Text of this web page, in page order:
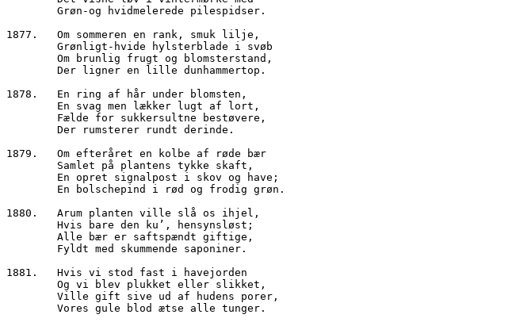
        Grøn-og hvidmelerede pilespidser.
1877.	Om sommeren en rank, smuk lilje,
        Grønligt-hvide hylsterblade i svøb
        Om brunlig frugt og blomsterstand,
        Der ligner en lille dunhammertop.
1878.	En ring af hår under blomsten,
        En svag men lækker lugt af lort,
        Fælde for sukkersultne bestøvere,
        Der rumsterer rundt derinde.
1879.	Om efteråret en kolbe af røde bær
        Samlet på plantens tykke skaft,
        En opret signalpost i skov og have;
        En bolschepind i rød og frodig grøn.
1880.	Arum planten ville slå os ihjel,
        Hvis bare den ku’, hensynsløst;
        Alle bær er saftspændt giftige,
        Fyldt med skummende saponiner.
1881.	Hvis vi stod fast i havejorden
        Og vi blev plukket eller slikket,
        Ville gift sive ud af hudens porer,
        Vores gule blod ætse alle tunger.